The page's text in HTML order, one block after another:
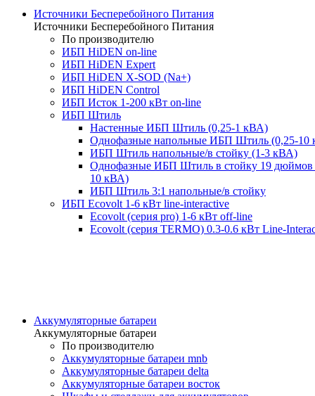
Источники Бесперебойного Питания
Источники Бесперебойного Питания
По производителю
ИБП HiDEN on-line
ИБП HiDEN Expert
ИБП HiDEN X-SOD (Na+)
ИБП HiDEN Control
ИБП Исток 1-200 кВт on-line
ИБП Штиль
Настенные ИБП Штиль (0,25-1 кВА)
Однофазные напольные ИБП Штиль (0,25-10
ИБП Штиль напольные/в стойку (1-3 кВА)
Однофазные ИБП Штиль в стойку 19 дюймов
10 кВА)
ИБП Штиль 3:1 напольные/в стойку
ИБП Ecovolt 1-6 кВт line-interactive
Ecovolt (серия pro) 1-6 кВт off-line
Ecovolt (серия TERMO) 0.3-0.6 кВт Line-
Аккумуляторные батареи
Аккумуляторные батареи
По производителю
Аккумуляторные батареи mnb
Аккумуляторные батареи delta
Аккумуляторные батареи восток